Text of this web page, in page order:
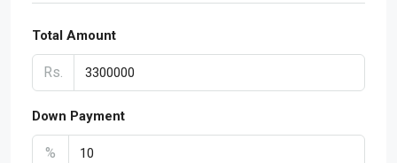
Total Amount
Rs.
Down Payment
%